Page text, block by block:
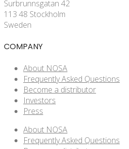
Surbrunnsgatan 42
113 48 Stockholm
Sweden
COMPANY
About NOSA
Frequently Asked Questions
Become a distributor
Investors
Press
About NOSA
Frequently Asked Questions